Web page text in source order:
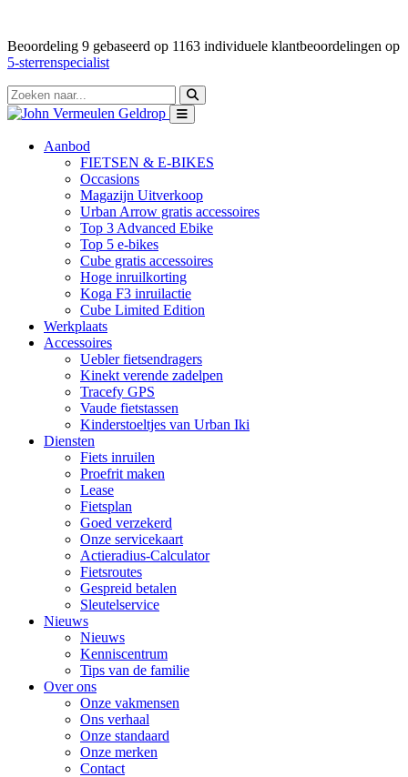
Beoordeling 9 gebaseerd op 1163 individuele klantbeoordelingen op
5-sterrenspecialist
Aanbod
FIETSEN & E-BIKES
Occasions
Magazijn Uitverkoop
Urban Arrow gratis accessoires
Top 3 Advanced Ebike
Top 5 e-bikes
Cube gratis accessoires
Hoge inruilkorting
Koga F3 inruilactie
Cube Limited Edition
Werkplaats
Accessoires
Uebler fietsendragers
Kinekt verende zadelpen
Tracefy GPS
Vaude fietstassen
Kinderstoeltjes van Urban Iki
Diensten
Fiets inruilen
Proefrit maken
Lease
Fietsplan
Goed verzekerd
Onze servicekaart
Actieradius-Calculator
Fietsroutes
Gespreid betalen
Sleutelservice
Nieuws
Nieuws
Kenniscentrum
Tips van de familie
Over ons
Onze vakmensen
Ons verhaal
Onze standaard
Onze merken
Contact